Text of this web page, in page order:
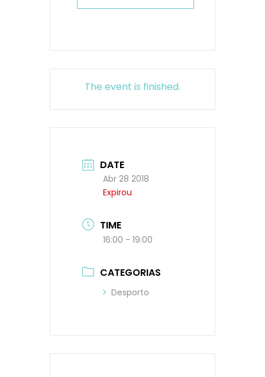
The event is finished.
DATE
Abr 28 2018
Expirou
TIME
16:00 - 19:00
CATEGORIAS
Desporto